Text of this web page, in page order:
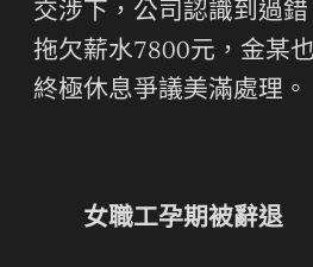
交涉下，公司認識到過
拖欠薪水7800元，金某
終極休息爭議美滿處理。
女職工孕期被辭退